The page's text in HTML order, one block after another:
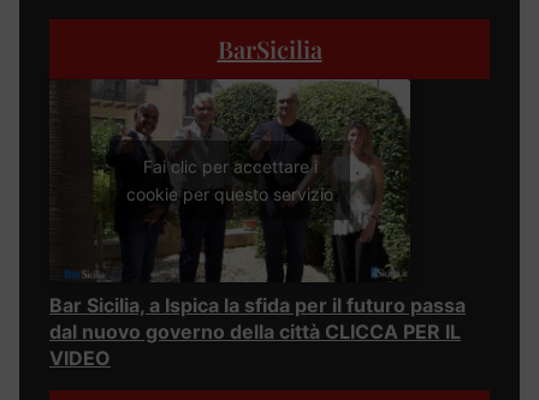
BarSicilia
Fai clic per accettare i
cookie per questo servizio
Bar Sicilia, a Ispica la sfida per il futuro passa
dal nuovo governo della città CLICCA PER IL
VIDEO